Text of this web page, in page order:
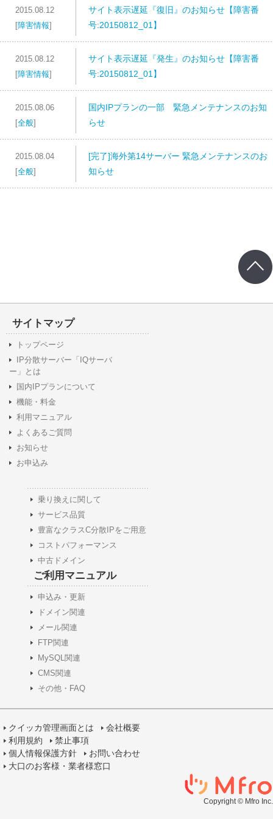
2015.08.12
[障害情報]
サイト表示遅延『復旧』のお知らせ【障害番
号:20150812_01】
2015.08.12
[障害情報]
サイト表示遅延『発生』のお知らせ【障害番
号:20150812_01】
2015.08.06
[全般]
国内IPプランの一部 緊急メンテナンスのお知
らせ
2015.08.04
[全般]
[完了]海外第14サーバー 緊急メンテナンスのお
知らせ
サイトマップ
トップページ
IP分散サーバー「IQサーバ
ー」とは
国内IPプランについて
機能・料金
利用マニュアル
よくあるご質問
お知らせ
お申込み
乗り換えに関して
サービス品質
豊富なクラスC分散IPをご用意
コストパフォーマンス
中古ドメイン
ご利用マニュアル
申込み・更新
ドメイン関連
メール関連
FTP関連
MySQL関連
CMS関連
その他・FAQ
クイッカ管理画面とは
会社概要
利用規約
禁止事項
個人情報保護方針
お問い合わせ
大口のお客様・業者様窓口
Copyright © Mfro Inc.